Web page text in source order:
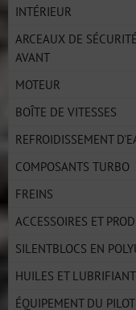
INTÉRIEUR
ARCEAUX DE
AVANT
MOTEUR
BOÎTE DE VITESSES
REFROIDISSEMENT
COMPOSANTS TURBO
FREINS
ACCESSOIRES ET
SILENTBLOCS EN
HUILES ET
ÉQUIPEMENT DU